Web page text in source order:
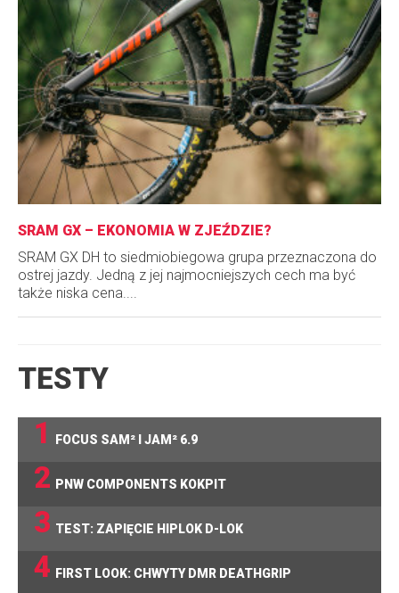
SRAM GX – EKONOMIA W ZJEŹDZIE?
SRAM GX DH to siedmiobiegowa grupa przeznaczona do
ostrej jazdy. Jedną z jej najmocniejszych cech ma być
także niska cena....
TESTY
1
FOCUS SAM² I JAM² 6.9
2 PNW COMPONENTS KOKPIT
3 TEST: ZAPIĘCIE HIPLOK D-LOK
4 FIRST LOOK: CHWYTY DMR DEATHGRIP